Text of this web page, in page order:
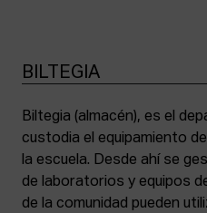
BILTEGIA
Biltegia (almacén), es el
custodia el equipamiento
la escuela. Desde ahí se
de laboratorios y equipos
de la comunidad pueden